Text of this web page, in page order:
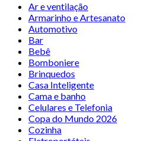
Ar e ventilação
Armarinho e Artesanato
Automotivo
Bar
Bebê
Bomboniere
Brinquedos
Casa Inteligente
Cama e banho
Celulares e Telefonia
Copa do Mundo 2026
Cozinha